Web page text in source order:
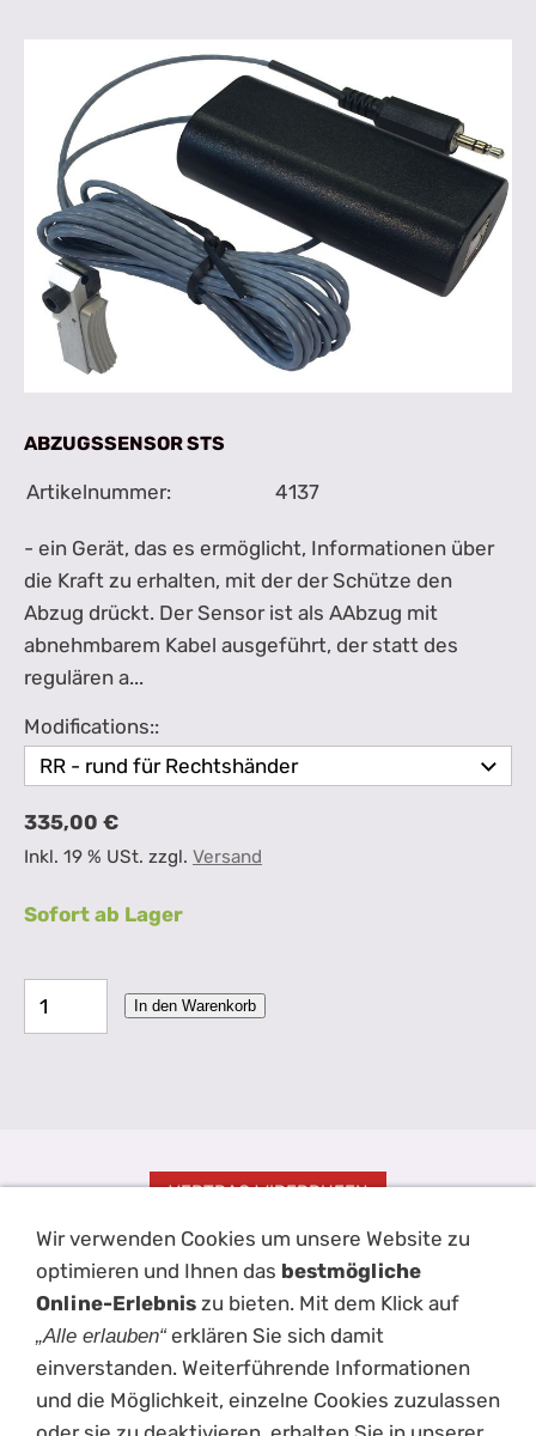
ABZUGSSENSOR STS
Artikelnummer: 4137
- ein Gerät, das es ermöglicht, Informationen über
die Kraft zu erhalten, mit der der Schütze den
Abzug drückt. Der Sensor ist als AAbzug mit
abnehmbarem Kabel ausgeführt, der statt des
regulären a...
Modifications::
335,00 €
Inkl. 19 % USt. zzgl. Versand
Sofort ab Lager
In den Warenkorb
VERTRAG WIDERRUFEN
Impressum AGBKontaktHilfeDisclaimerDatenschutz
HaftungsausschlussVersand
Wir verwenden Cookies um unsere Website zu
optimieren und Ihnen das bestmögliche
Online-Erlebnis zu bieten. Mit dem Klick auf
„Alle erlauben“ erklären Sie sich damit
einverstanden. Weiterführende Informationen
und die Möglichkeit, einzelne Cookies zuzulassen